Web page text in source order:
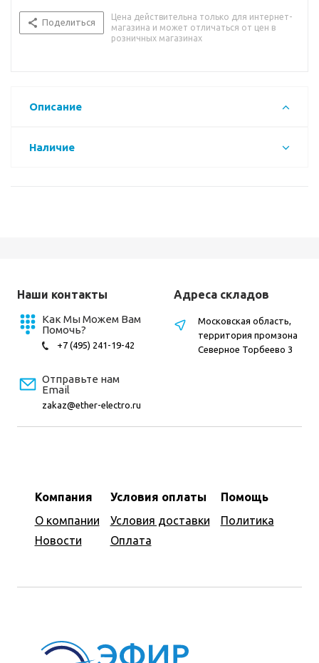
Поделиться
Цена действительна только для интернет-
магазина и может отличаться от цен в
розничных магазинах
Описание
Наличие
Наши контакты
Как Мы Можем Вам
Помочь?
+7 (495) 241-19-42
Отправьте нам
Email
zakaz@ether-electro.ru
Компания
О компании
Новости
Условия оплаты
Условия доставки
Оплата
Помощь
Политика
Адреса складов
Московская область,
территория промзона
Северное Торбеево 3